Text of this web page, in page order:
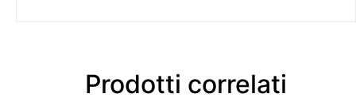
Prodotti correlati